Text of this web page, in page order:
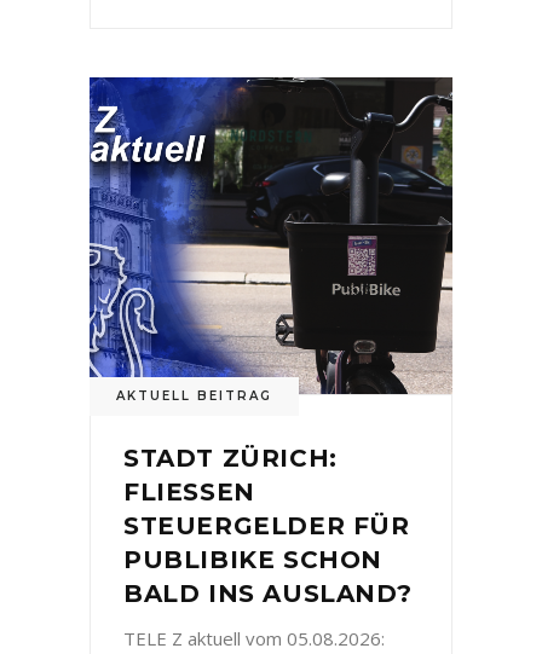
AKTUELL BEITRAG
STADT ZÜRICH:
FLIESSEN
STEUERGELDER FÜR
PUBLIBIKE SCHON
BALD INS AUSLAND?
TELE Z aktuell vom 05.08.2026: